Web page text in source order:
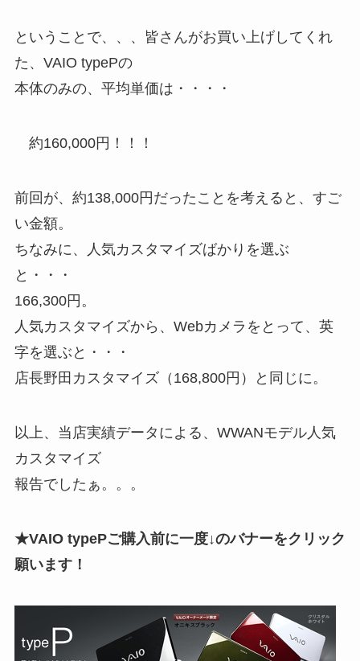
ということで、、、皆さんがお買い上げしてくれ
た、VAIO typePの
本体のみの、平均単価は・・・・
約160,000円！！！
前回が、約138,000円だったことを考えると、すご
い金額。
ちなみに、人気カスタマイズばかりを選ぶ
と・・・
166,300円。
人気カスタマイズから、Webカメラをとって、英
字を選ぶと・・・
店長野田カスタマイズ（168,800円）と同じに。
以上、当店実績データによる、WWANモデル人気
カスタマイズ
報告でしたぁ。。。
★VAIO typePご購入前に一度↓のバナーをクリック
願います！